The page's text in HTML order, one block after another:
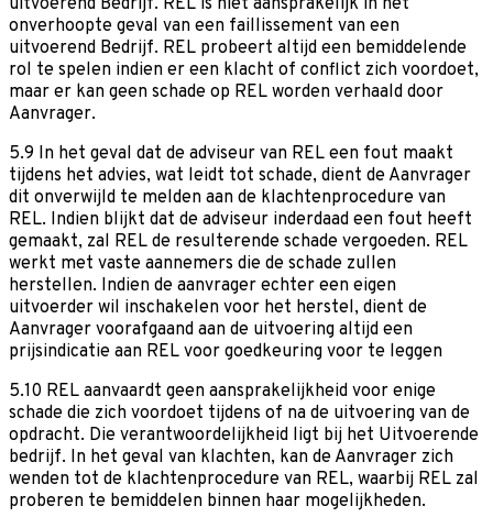
onverhoopte geval van een faillissement van een
uitvoerend Bedrijf. REL probeert altijd een bemiddelende
rol te spelen indien er een klacht of conflict zich voordoet,
maar er kan geen schade op REL worden verhaald door
Aanvrager.
5.9 In het geval dat de adviseur van REL een fout maakt
tijdens het advies, wat leidt tot schade, dient de Aanvrager
dit onverwijld te melden aan de klachtenprocedure van
REL. Indien blijkt dat de adviseur inderdaad een fout heeft
gemaakt, zal REL de resulterende schade vergoeden. REL
werkt met vaste aannemers die de schade zullen
herstellen. Indien de aanvrager echter een eigen
uitvoerder wil inschakelen voor het herstel, dient de
Aanvrager voorafgaand aan de uitvoering altijd een
prijsindicatie aan REL voor goedkeuring voor te leggen
5.10 REL aanvaardt geen aansprakelijkheid voor enige
schade die zich voordoet tijdens of na de uitvoering van de
opdracht. Die verantwoordelijkheid ligt bij het Uitvoerende
bedrijf. In het geval van klachten, kan de Aanvrager zich
wenden tot de klachtenprocedure van REL, waarbij REL zal
proberen te bemiddelen binnen haar mogelijkheden.